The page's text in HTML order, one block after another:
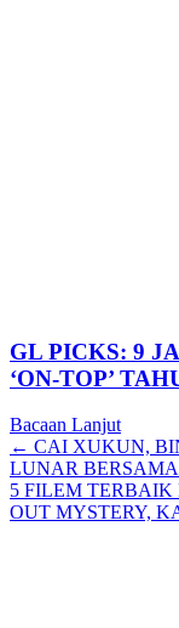
GL PICKS: 9
‘ON-TOP’
Bacaan Lanjut
Posts
navigation
← CAI XUKUN,
LUNAR
5 FILEM TERBAIK
OUT MYSTERY,